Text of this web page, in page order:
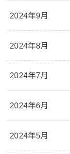
2024年9月
2024年8月
2024年7月
2024年6月
2024年5月